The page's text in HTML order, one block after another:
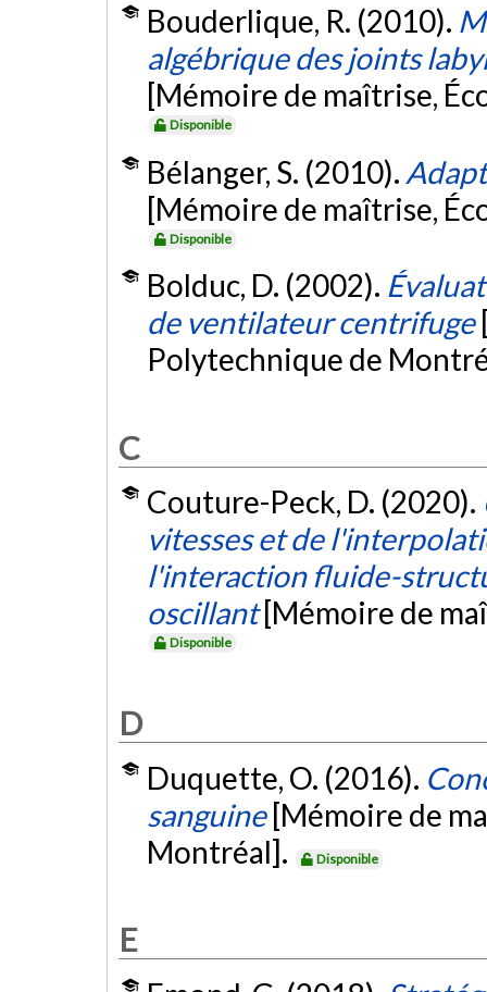
Bouderlique, R. (2010).
algébrique des joints
[Mémoire de maîtrise,
Disponible
Bélanger, S. (2010).
[Mémoire de maîtrise,
Disponible
Bolduc, D. (2002).
de ventilateur centrifuge
Polytechnique de
C
Couture-Peck, D. (2020).
vitesses et de
l'interaction fluide-
oscillant [Mémoire de
Disponible
D
Duquette, O. (2016).
sanguine [Mémoire de
Montréal].
Disponible
E